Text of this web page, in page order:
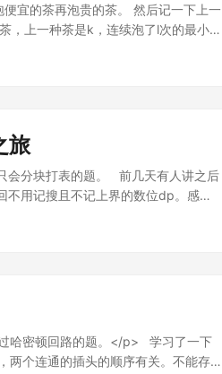
宜的茶再泡贵的茶。 然后记一下上一
，上一种茶是k，连续泡了l次的最小
似乎很水的样子。
旅
分块打表的题。 前几天有人讲之后
用记搜且不记上界的数位dp。感觉
义变得不明确的原因。也许再补一
<algorithm> using namespace
#define lld “%lld” #endif #define _l
mb = 253; dint l, r; int n, m, bs,
哈密顿回路的题。</p> 学习了一下
两个连通的插头的顺序有关。不能存